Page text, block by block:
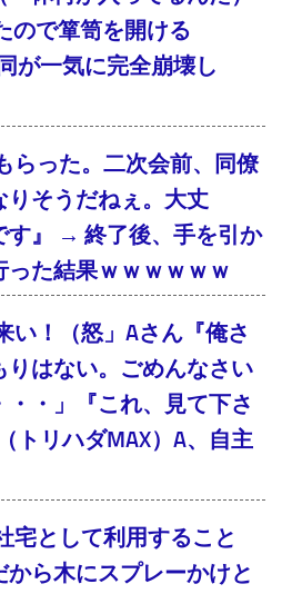
ので箪笥を開ける
が一気に完全崩壊し
らった。二次会前、同僚
りそうだねぇ。大丈
す』 → 終了後、手を引か
た結果ｗｗｗｗｗｗ
い！（怒」Aさん『俺さ
りはない。ごめんなさい
・・」『これ、見て下さ
トリハダMAX）A、自主
宅として利用すること
ら木にスプレーかけと